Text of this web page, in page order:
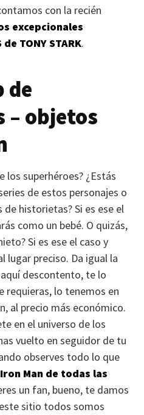
con la recién
excepcionales
de TONY STARK.
de
– objetos
los superhéroes? ¿Estás
de estos personajes o
historietas? Si es ese el
como un bebé. O quizás,
Si es ese el caso y
lugar preciso. Da igual la
descontento, te lo
requieras, lo tenemos en
al precio más económico.
en el universo de los
vuelto en seguidor de tu
observes todo lo que
Man de todas las
un fan, bueno, te damos
sitio todos somos